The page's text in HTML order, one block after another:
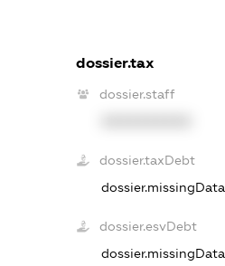
dossier.tax
dossier.staff
dossier.taxDebt
dossier.missingData
dossier.esvDebt
dossier.missingData